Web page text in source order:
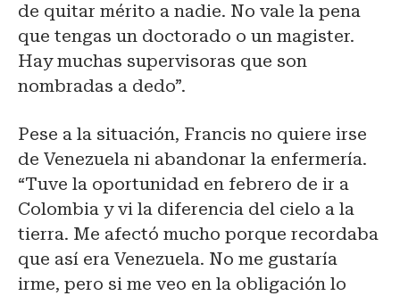
de quitar mérito a nadie. No vale la pena
que tengas un doctorado o un magister.
Hay muchas supervisoras que son
nombradas a dedo”.
Pese a la situación, Francis no quiere irse
de Venezuela ni abandonar la enfermería.
“Tuve la oportunidad en febrero de ir a
Colombia y vi la diferencia del cielo a la
tierra. Me afectó mucho porque recordaba
que así era Venezuela. No me gustaría
irme, pero si me veo en la obligación lo